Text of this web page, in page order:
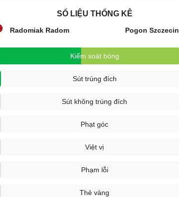
SỐ LIỆU THỐNG KÊ
Radomiak Radom Pogon Szczecin
Kiểm soát bóng
Sút trúng đích
Sút không trúng đích
Phạt góc
Việt vị
Phạm lỗi
Thẻ vàng